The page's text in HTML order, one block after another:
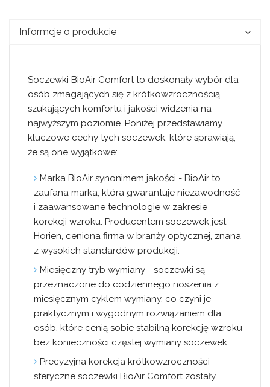
Informcje o produkcie
Soczewki BioAir Comfortto doskonały wybór dla
osób zmagających się z krótkowzrocznością,
szukających komfortu i jakości widzenia na
najwyższym poziomie. Poniżej przedstawiamy
kluczowe cechy tych soczewek, które sprawiają,
że są one wyjątkowe:
Marka BioAir synonimem jakości - BioAir to
zaufana marka, która gwarantuje niezawodność
i zaawansowane technologie w zakresie
korekcji wzroku. Producentem soczewek jest
Horien, ceniona firma w branży optycznej, znana
z wysokich standardów produkcji.
Miesięczny tryb wymiany - soczewki są
przeznaczone do codziennego noszenia z
miesięcznym cyklem wymiany, co czyni je
praktycznym i wygodnym rozwiązaniem dla
osób, które cenią sobie stabilną korekcję wzroku
bez konieczności częstej wymiany soczewek.
Precyzyjna korekcja krótkowzroczności -
sferyczne soczewki BioAir Comfort zostały